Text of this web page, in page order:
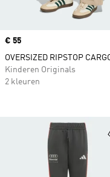
Price
€ 55
OVERSIZED RIPSTOP
Kinderen Originals
2 kleuren